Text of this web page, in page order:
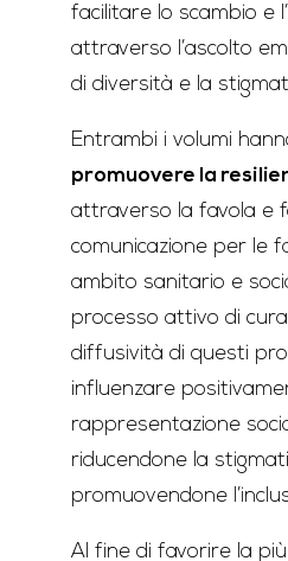
facilitare lo scambio e
attraverso l’ascolto
di diversità e la
Entrambi i volumi
promuovere la
attraverso la favola e
comunicazione per le
ambito sanitario e
processo attivo di
diffusività di questi
influenzare
rappresentazione
riducendone la
promuovendone
Al fine di favorire la